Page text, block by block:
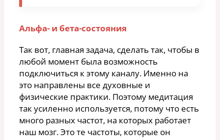
Альфа- и бета-состояния
Так вот, главная задача, сделать так, чтобы в
любой момент была возможность
подключиться к этому каналу. Именно на
это направлены все духовные и
физические практики. Поэтому медитация
так усиленно используется, потому что есть
много разных частот, на которых работает
наш мозг. Это те частоты, которые он